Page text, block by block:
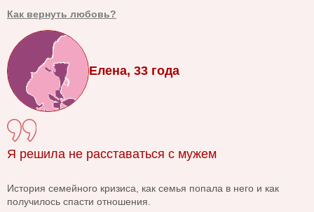
Как вернуть любовь?
Елена, 33 года
Я решила не расставаться с мужем
История семейного кризиса, как семья попала в него и как
получилось спасти отношения.